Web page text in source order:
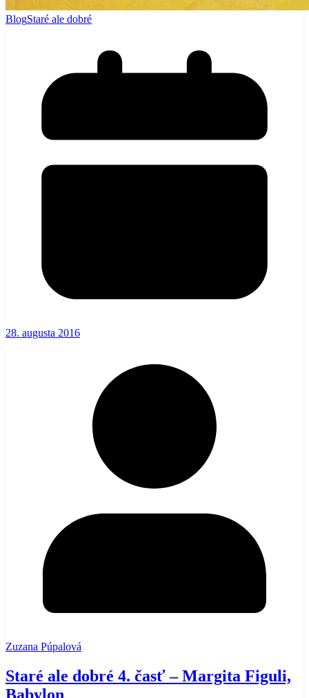
BlogStaré ale dobré
28. augusta 2016
Zuzana Púpalová
Staré ale dobré 4. časť – Margita Figuli,